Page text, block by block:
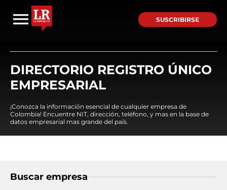
SUSCRIBIRSE
DIRECTORIO REGISTRO ÚNICO
EMPRESARIAL
¡Conozca la información esencial de cualquier empresa de
Colombia! Encuentre NIT, dirección, teléfono, y mas en la base de
datos empresarial mas grande del país.
Buscar empresa